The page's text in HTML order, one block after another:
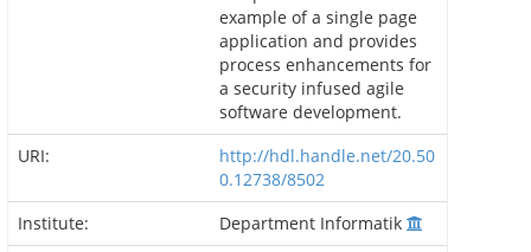
example of a single page
application and provides
process enhancements for
a security infused agile
software development.
URI:
http://hdl.handle.net/20.50
0.12738/8502
Institute:
Department Informatik